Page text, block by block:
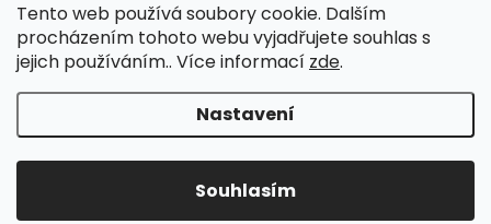
Tento web používá soubory cookie. Dalším
procházením tohoto webu vyjadřujete souhlas s
jejich používáním.. Více informací zde.
Nastavení
Souhlasím
Copyright 2026J&J Tile Design. Všechna práva vyhrazena.